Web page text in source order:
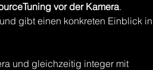
vor der Kamera.
gibt einen konkreten Einblick in
und gleichzeitig integer mit